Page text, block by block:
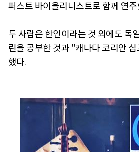
퍼스트 바이올리니스트로 함께 연
두 사람은 한인이라는 것 외에도 독
린을 공부한 것과 "캐나다 코리안
했다.